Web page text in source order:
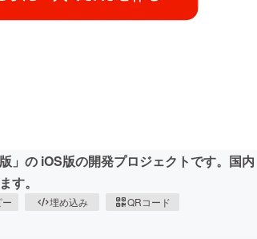
」の iOS版の開発プロジェクトです。国内
す。
埋め込み QRコード